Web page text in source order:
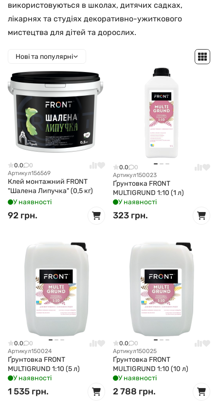
використовуються в школах, дитячих садках,
лікарнях та студіях декоративно-ужиткового
мистецтва для дітей та дорослих.
Нові та популярні
0.0
0
Артикул156569
Клей монтажний FRONT
"Шалена Липучка" (0,5 кг)
У наявності
92 грн.
0.0
0
Артикул150023
Ґрунтовка FRONT
MULTIGRUND 1:10 (1 л)
У наявності
323 грн.
0.0
0
Артикул150024
Ґрунтовка FRONT
MULTIGRUND 1:10 (5 л)
У наявності
1 535 грн.
0.0
0
Артикул150025
Ґрунтовка FRONT
MULTIGRUND 1:10 (10 л)
У наявності
2 788 грн.